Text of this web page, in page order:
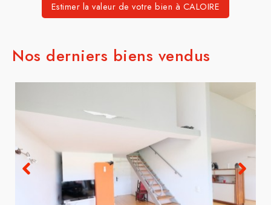
Estimer la valeur de votre bien à CALOIRE
Nos derniers biens vendus